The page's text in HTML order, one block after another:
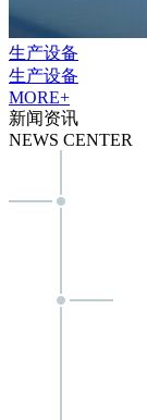
生产设备
生产设备
MORE+
新闻资讯
NEWS CENTER